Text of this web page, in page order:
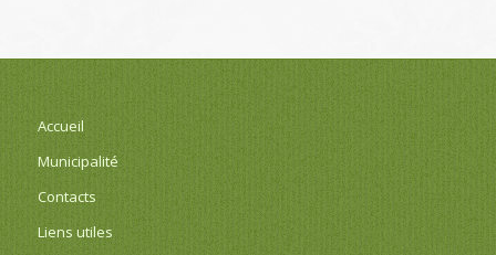
Accueil
Municipalité
Contacts
Liens utiles